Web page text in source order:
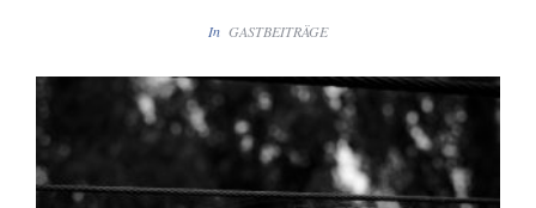
In GASTBEITRÄGE